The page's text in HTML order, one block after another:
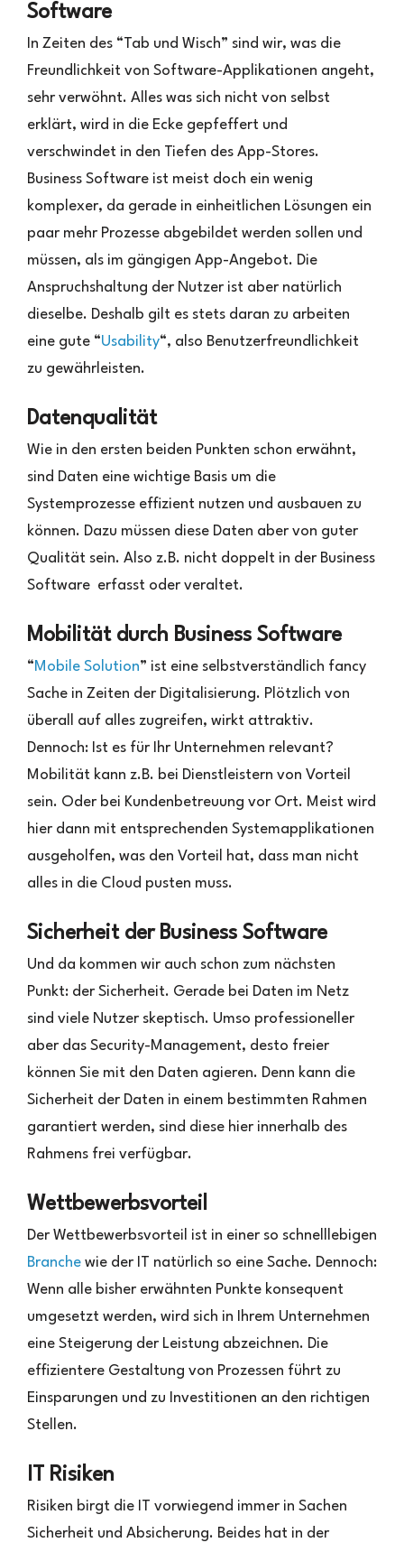
Software
In Zeiten des “Tab und Wisch” sind wir, was die
Freundlichkeit von Software-Applikationen angeht,
sehr verwöhnt. Alles was sich nicht von selbst
erklärt, wird in die Ecke gepfeffert und
verschwindet in den Tiefen des App-Stores.
Business Software ist meist doch ein wenig
komplexer, da gerade in einheitlichen Lösungen ein
paar mehr Prozesse abgebildet werden sollen und
müssen, als im gängigen App-Angebot. Die
Anspruchshaltung der Nutzer ist aber natürlich
dieselbe. Deshalb gilt es stets daran zu arbeiten
eine gute “Usability“, also Benutzerfreundlichkeit
zu gewährleisten.
Datenqualität
Wie in den ersten beiden Punkten schon erwähnt,
sind Daten eine wichtige Basis um die
Systemprozesse effizient nutzen und ausbauen zu
können. Dazu müssen diese Daten aber von guter
Qualität sein. Also z.B. nicht doppelt in der Business
Software erfasst oder veraltet.
Mobilität durch Business Software
“Mobile Solution” ist eine selbstverständlich fancy
Sache in Zeiten der Digitalisierung. Plötzlich von
überall auf alles zugreifen, wirkt attraktiv.
Dennoch: Ist es für Ihr Unternehmen relevant?
Mobilität kann z.B. bei Dienstleistern von Vorteil
sein. Oder bei Kundenbetreuung vor Ort. Meist wird
hier dann mit entsprechenden Systemapplikationen
ausgeholfen, was den Vorteil hat, dass man nicht
alles in die Cloud pusten muss.
Sicherheit der Business Software
Und da kommen wir auch schon zum nächsten
Punkt: der Sicherheit. Gerade bei Daten im Netz
sind viele Nutzer skeptisch. Umso professioneller
aber das Security-Management, desto freier
können Sie mit den Daten agieren. Denn kann die
Sicherheit der Daten in einem bestimmten Rahmen
garantiert werden, sind diese hier innerhalb des
Rahmens frei verfügbar.
Wettbewerbsvorteil
Der Wettbewerbsvorteil ist in einer so schnelllebigen
Branche wie der IT natürlich so eine Sache. Dennoch:
Wenn alle bisher erwähnten Punkte konsequent
umgesetzt werden, wird sich in Ihrem Unternehmen
eine Steigerung der Leistung abzeichnen. Die
effizientere Gestaltung von Prozessen führt zu
Einsparungen und zu Investitionen an den richtigen
Stellen.
IT Risiken
Risiken birgt die IT vorwiegend immer in Sachen
Sicherheit und Absicherung. Beides hat in der